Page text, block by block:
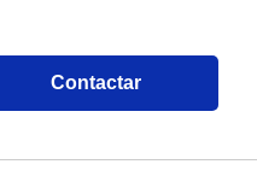
Contactar